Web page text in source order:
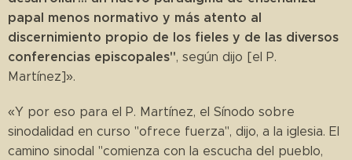
papal menos normativo y más atento al
discernimiento propio de los fieles y de las diversos
conferencias episcopales", según dijo [el P.
Martínez]».
«Y por eso para el P. Martínez, el Sínodo sobre
sinodalidad en curso "ofrece fuerza", dijo, a la iglesia. El
camino sinodal "comienza con la escucha del pueblo,